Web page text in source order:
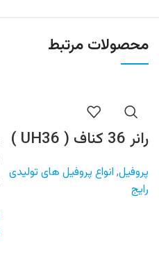
محصولات مرتبط
رانر 36 کناف ( UH36 )
پروفیل, انواع پروفیل های تولیدی
رایج